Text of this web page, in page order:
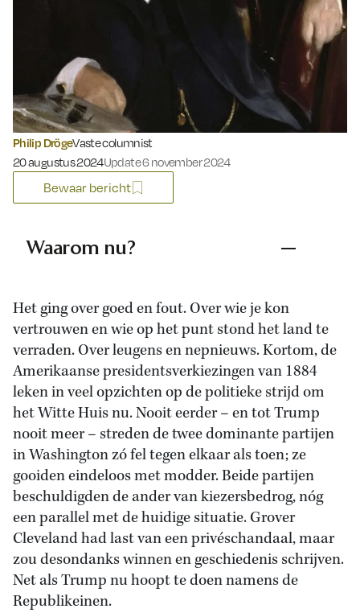
Philip DrögeVaste columnist
Gepubliceerd op:
20 augustus 2024Update 6 november 2024
Bewaar bericht
Waarom nu?
Het ging over goed en fout. Over wie je kon
vertrouwen en wie op het punt stond het land te
verraden. Over leugens en nepnieuws. Kortom, de
Amerikaanse presidentsverkiezingen van 1884
leken in veel opzichten op de politieke strijd om
het Witte Huis nu. Nooit eerder – en tot Trump
nooit meer – streden de twee dominante partijen
in Washington zó fel tegen elkaar als toen; ze
gooiden eindeloos met modder. Beide partijen
beschuldigden de ander van kiezersbedrog, nóg
een parallel met de huidige situatie. Grover
Cleveland had last van een privéschandaal, maar
zou desondanks winnen en geschiedenis schrijven.
Net als Trump nu hoopt te doen namens de
Republikeinen.